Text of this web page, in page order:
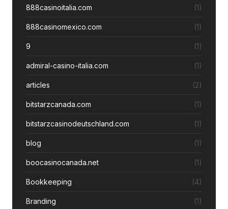
888casinoitalia.com (1)
888casinomexico.com (1)
9 (1)
admiral-casino-italia.com (1)
articles (2)
bitstarzcanada.com (1)
bitstarzcasinodeutschland.com (1)
blog (1)
boocasinocanada.net (1)
Bookkeeping (4)
Branding (1)